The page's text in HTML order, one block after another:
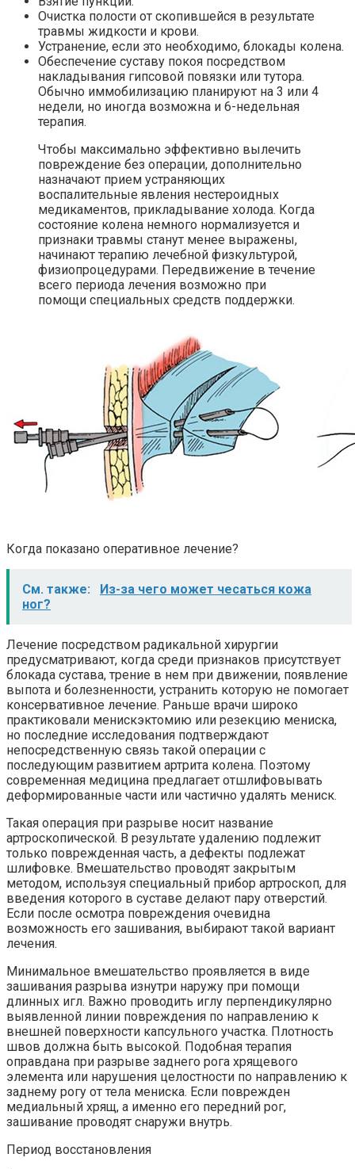
Очистка полости от скопившейся в результате
травмы жидкости и крови.
Устранение, если это необходимо, блокады колена.
Обеспечение суставу покоя посредством
накладывания гипсовой повязки или тутора.
Обычно иммобилизацию планируют на 3 или 4
недели, но иногда возможна и 6-недельная
терапия.
Чтобы максимально эффективно вылечить
повреждение без операции, дополнительно
назначают прием устраняющих
воспалительные явления нестероидных
медикаментов, прикладывание холода. Когда
состояние колена немного нормализуется и
признаки травмы станут менее выражены,
начинают терапию лечебной физкультурой,
физиопроцедурами. Передвижение в течение
всего периода лечения возможно при
помощи специальных средств поддержки.
Когда показано оперативное лечение?
См. также:
Из-за чего может чесаться кожа
ног?
Лечение посредством радикальной хирургии
предусматривают, когда среди признаков присутствует
блокада сустава, трение в нем при движении, появление
выпота и болезненности, устранить которую не помогает
консервативное лечение. Раньше врачи широко
практиковали менискэктомию или резекцию мениска,
но последние исследования подтверждают
непосредственную связь такой операции с
последующим развитием артрита колена. Поэтому
современная медицина предлагает отшлифовывать
деформированные части или частично удалять мениск.
Такая операция при разрыве носит название
артроскопической. В результате удалению подлежит
только поврежденная часть, а дефекты подлежат
шлифовке. Вмешательство проводят закрытым
методом, используя специальный прибор артроскоп, для
введения которого в суставе делают пару отверстий.
Если после осмотра повреждения очевидна
возможность его зашивания, выбирают такой вариант
лечения.
Минимальное вмешательство проявляется в виде
зашивания разрыва изнутри наружу при помощи
длинных игл. Важно проводить иглу перпендикулярно
выявленной линии повреждения по направлению к
внешней поверхности капсульного участка. Плотность
швов должна быть высокой. Подобная терапия
оправдана при разрыве заднего рога хрящевого
элемента или нарушения целостности по направлению к
заднему рогу от тела мениска. Если поврежден
медиальный хрящ, а именно его передний рог,
зашивание проводят снаружи внутрь.
Период восстановления